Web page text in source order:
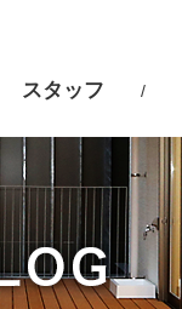
スタッフ